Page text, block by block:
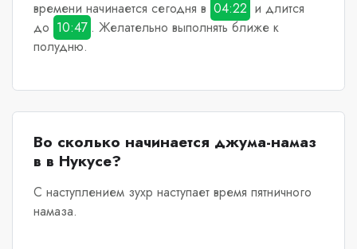
времени начинается сегодня в 04:22 и длится
до 10:47 . Желательно выполнять ближе к
полудню.
Во сколько начинается джума-намаз
в в Нукусе?
С наступлением зухр наступает время пятничного
намаза.